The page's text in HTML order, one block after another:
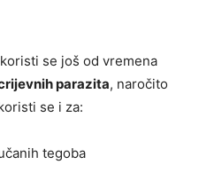
koristi se još od vremena
parazita, naročito
se i za:
tegoba